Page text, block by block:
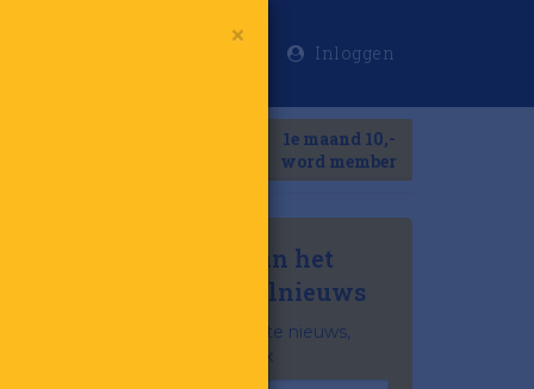
Inloggen
1e maand 10,-
word member
Mis niets van het
laatste retailnieuws
Het belangrijkste nieuws,
gratis in je inbox